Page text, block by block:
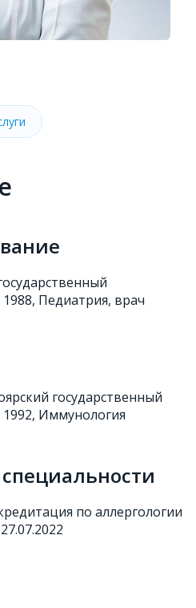
Педиатрия, врач
государственный
Иммунология
по аллергологии